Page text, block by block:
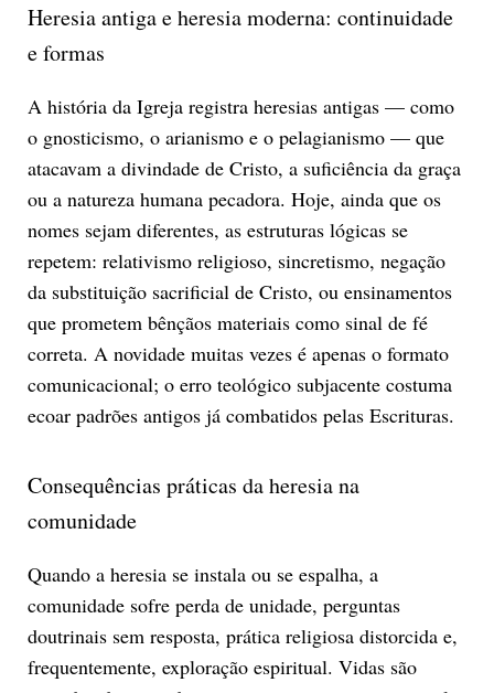
Heresia antiga e heresia moderna: continuidade
e formas
A história da Igreja registra heresias antigas — como
o gnosticismo, o arianismo e o pelagianismo — que
atacavam a divindade de Cristo, a suficiência da graça
ou a natureza humana pecadora. Hoje, ainda que os
nomes sejam diferentes, as estruturas lógicas se
repetem: relativismo religioso, sincretismo, negação
da substituição sacrificial de Cristo, ou ensinamentos
que prometem bênçãos materiais como sinal de fé
correta. A novidade muitas vezes é apenas o formato
comunicacional; o erro teológico subjacente costuma
ecoar padrões antigos já combatidos pelas Escrituras.
Consequências práticas da heresia na
comunidade
Quando a heresia se instala ou se espalha, a
comunidade sofre perda de unidade, perguntas
doutrinais sem resposta, prática religiosa distorcida e,
frequentemente, exploração espiritual. Vidas são